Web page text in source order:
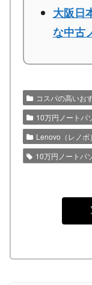
大阪日
な中古
コスパの高いお
10万円ノートパ
Lenovo（レノボ
10万円ノートパ